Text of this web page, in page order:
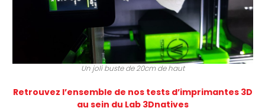
Un joli buste de 20cm de haut
Retrouvez l’ensemble de nos tests d’imprimantes 3D
au sein du Lab 3Dnatives